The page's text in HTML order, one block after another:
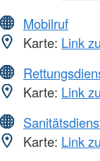
Mobilruf
Karte: Link
Karte: Link
Karte: Link